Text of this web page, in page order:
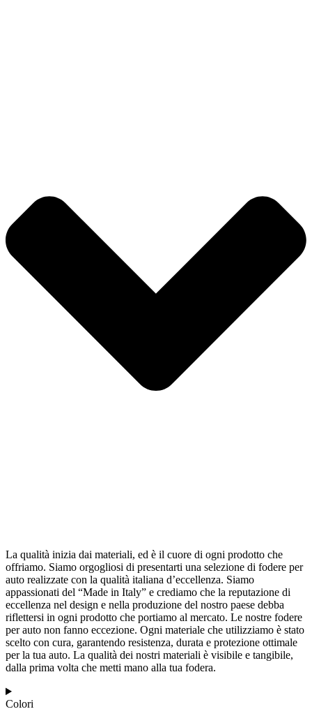
La qualità inizia dai materiali, ed è il cuore di ogni prodotto che
offriamo. Siamo orgogliosi di presentarti una selezione di fodere per
auto realizzate con la qualità italiana d’eccellenza. Siamo
appassionati del “Made in Italy” e crediamo che la reputazione di
eccellenza nel design e nella produzione del nostro paese debba
riflettersi in ogni prodotto che portiamo al mercato. Le nostre fodere
per auto non fanno eccezione. Ogni materiale che utilizziamo è stato
scelto con cura, garantendo resistenza, durata e protezione ottimale
per la tua auto. La qualità dei nostri materiali è visibile e tangibile,
dalla prima volta che metti mano alla tua fodera.
Colori